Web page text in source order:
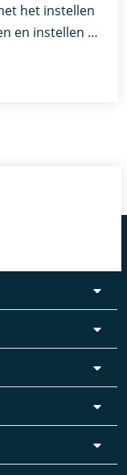
het instellen
en instellen …